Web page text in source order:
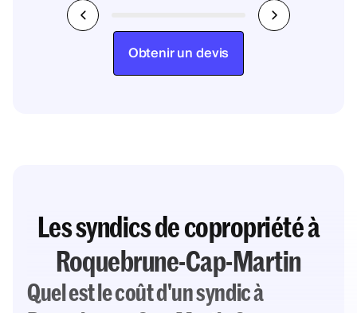
Obtenir un devis
Les syndics de copropriété à
Roquebrune-Cap-Martin
Quel est le coût d'un syndic à